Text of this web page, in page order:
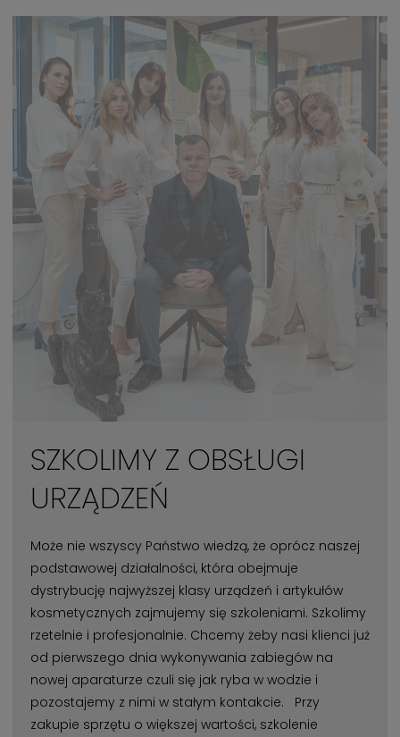
SZKOLIMY Z OBSŁUGI
URZĄDZEŃ
Może nie wszyscy Państwo wiedzą, że oprócz naszej
podstawowej działalności, która obejmuje
dystrybucję najwyższej klasy urządzeń i artykułów
kosmetycznych zajmujemy się szkoleniami. Szkolimy
rzetelnie i profesjonalnie. Chcemy żeby nasi klienci już
od pierwszego dnia wykonywania zabiegów na
nowej aparaturze czuli się jak ryba w wodzie i
pozostajemy z nimi w stałym kontakcie. Przy
zakupie sprzętu o większej wartości, szkolenie